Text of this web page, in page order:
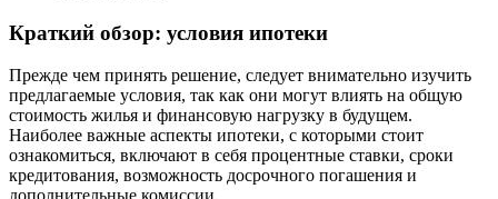
Краткий обзор: условия ипотеки
Прежде чем принять решение, следует внимательно изучить
предлагаемые условия, так как они могут влиять на общую
стоимость жилья и финансовую нагрузку в будущем.
Наиболее важные аспекты ипотеки, с которыми стоит
ознакомиться, включают в себя процентные ставки, сроки
кредитования, возможность досрочного погашения и